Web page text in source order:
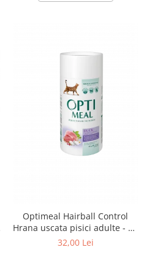
Optimeal Hairball Control
Hrana uscata pisici adulte - cu
Rata, 650g
32,00 Lei